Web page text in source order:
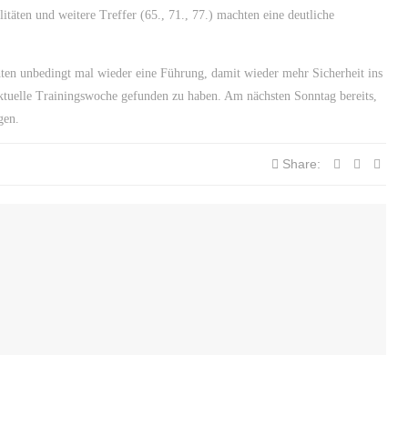
und weitere Treffer (65., 71., 77.) machten eine deutliche
unbedingt mal wieder eine Führung, damit wieder mehr Sicherheit ins
Trainingswoche gefunden zu haben. Am nächsten Sonntag bereits,
Share: